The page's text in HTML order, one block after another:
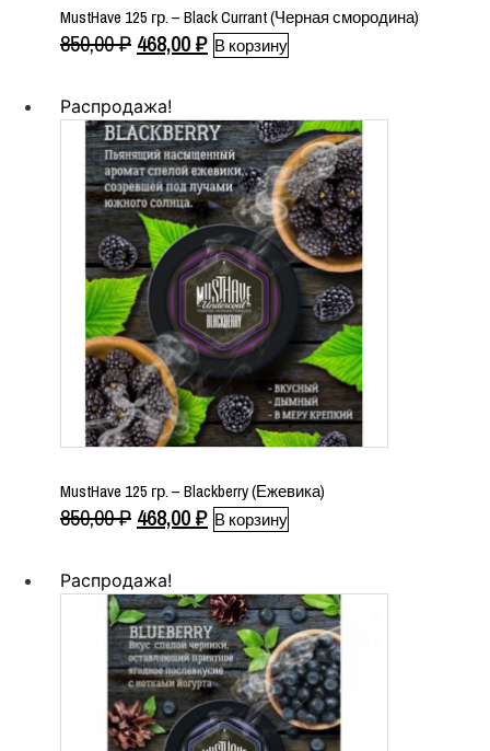
MustHave 125 гр. – Black Currant (Черная смородина)
850,00₽ Первоначальная
составляла
850,00 ₽.
468,00₽Текущая
В корзину
Распродажа!
MustHave 125 гр. – Blackberry (Ежевика)
850,00₽ Первоначальная
составляла
850,00 ₽.
468,00₽Текущая
В корзину
Распродажа!